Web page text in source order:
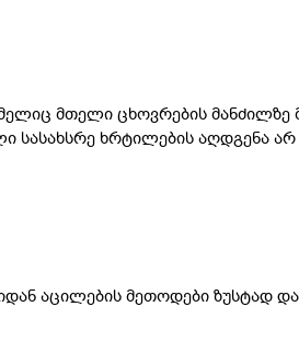
მთელი ცხოვრების
სასახსრე ხრტილების აღდგენა არ
აცილების მეთოდები ზუსტად